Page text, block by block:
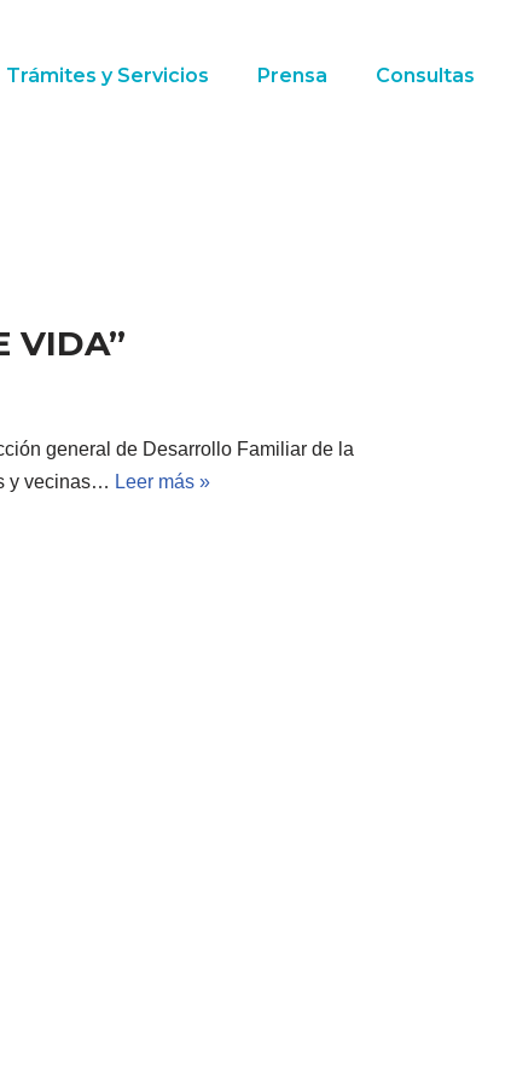
Trámites y Servicios Prensa Consultas
VIDA”
general de Desarrollo Familiar de la
y vecinas… Leer más »